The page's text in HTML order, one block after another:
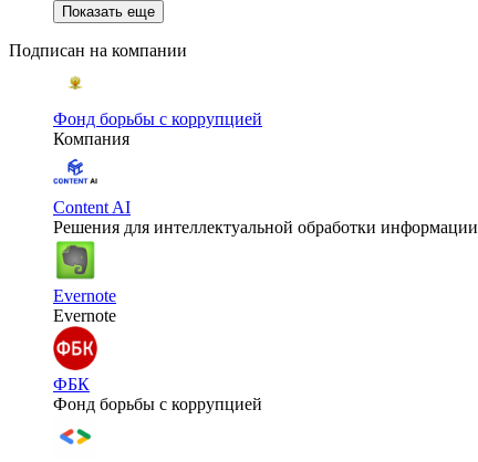
Показать еще
Подписан на компании
Фонд борьбы с коррупцией
Компания
Content AI
Решения для интеллектуальной обработки информации
Evernote
Evernote
ФБК
Фонд борьбы с коррупцией